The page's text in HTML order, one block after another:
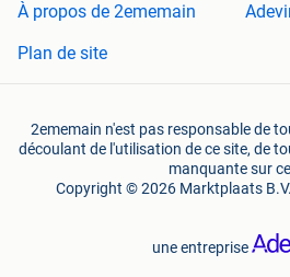
À propos de 2ememain
Plan de site
2ememain n'est pas responsable de
découlant de l'utilisation de ce site, de
manquante sur
Copyright © 2026 Marktplaats
une entreprise